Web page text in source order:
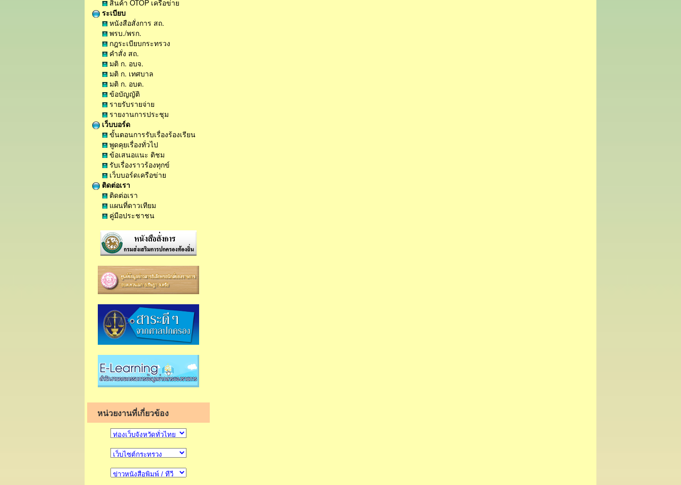
สินค้า OTOP เครือข่าย
ระเบียบ
หนังสือสั่งการ สถ.
พรบ./พรก.
กฎระเบียบกระทรวง
คำสั่ง สถ.
มติ ก. อบจ.
มติ ก. เทศบาล
มติ ก. อบต.
ข้อบัญญัติ
รายรับรายจ่าย
รายงานการประชุม
เว็บบอร์ด
ขั้นตอนการรับเรื่องร้องเรียน
พูดคุยเรื่องทั่วไป
ข้อเสนอแนะ ติชม
รับเรื่องราวร้องทุกข์
เว็บบอร์ดเครือข่าย
ติดต่อเรา
ติดต่อเรา
แผนที่ดาวเทียม
คู่มือประชาชน
หน่วยงานที่เกี่ยวข้อง